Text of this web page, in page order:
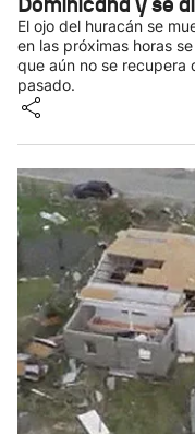
El ojo del huracán se
en las próximas horas
que aún no se recupera
pasado.